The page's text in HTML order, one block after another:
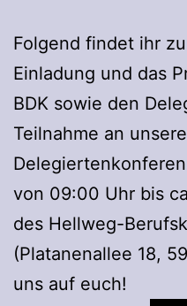
Folgend findet ihr
Einladung und das
BDK sowie den
Teilnahme an
von 09:00 Uhr bis
des Hellweg-
(Platanenallee 18,
uns auf euch!